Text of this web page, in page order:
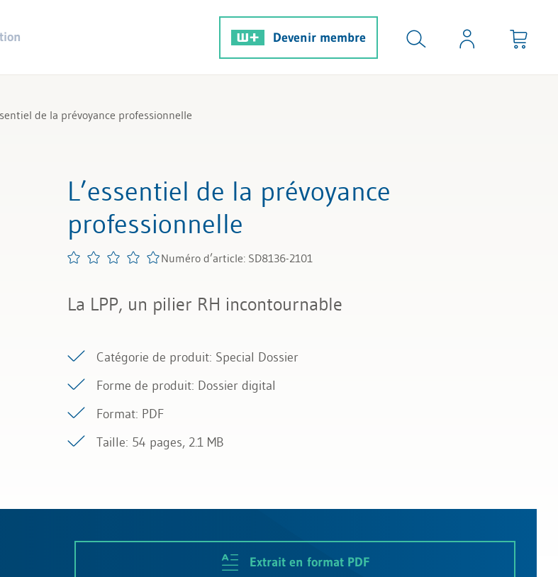
Devenir membre
de la prévoyance professionnelle
L’essentiel de la prévoyance
professionnelle
Numéro d’article: SD8136-2101
La LPP, un pilier RH incontournable
Catégorie de produit: Special Dossier
Forme de produit: Dossier digital
Format: PDF
Taille: 54 pages, 2.1 MB
Extrait en format PDF